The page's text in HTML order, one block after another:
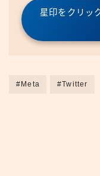
星印をクリッ
#Meta #Twitter